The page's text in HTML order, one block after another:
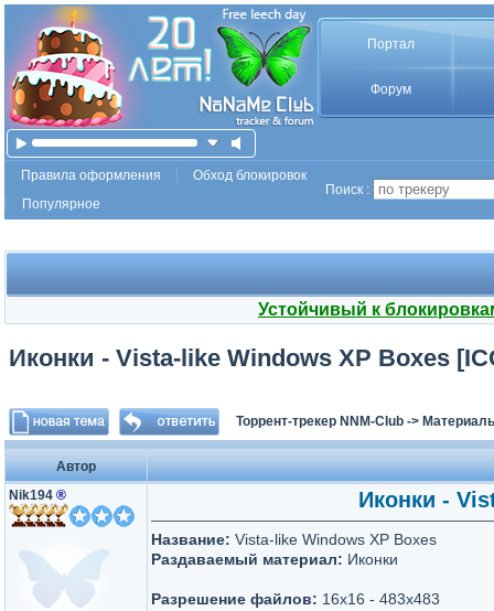
Портал
Форум
Правила оформления
Обход блокировок
Популярное
Поиск :
Устойчивый к
Иконки - Vista-like Windows XP Boxes
Торрент-трекер NNM-Club ->
Автор
Nik194 ® Иконки -
Название: Vista-like Windows XP Boxes
Раздаваемый материал: Иконки
Разрешение файлов: 16x16 - 483x483